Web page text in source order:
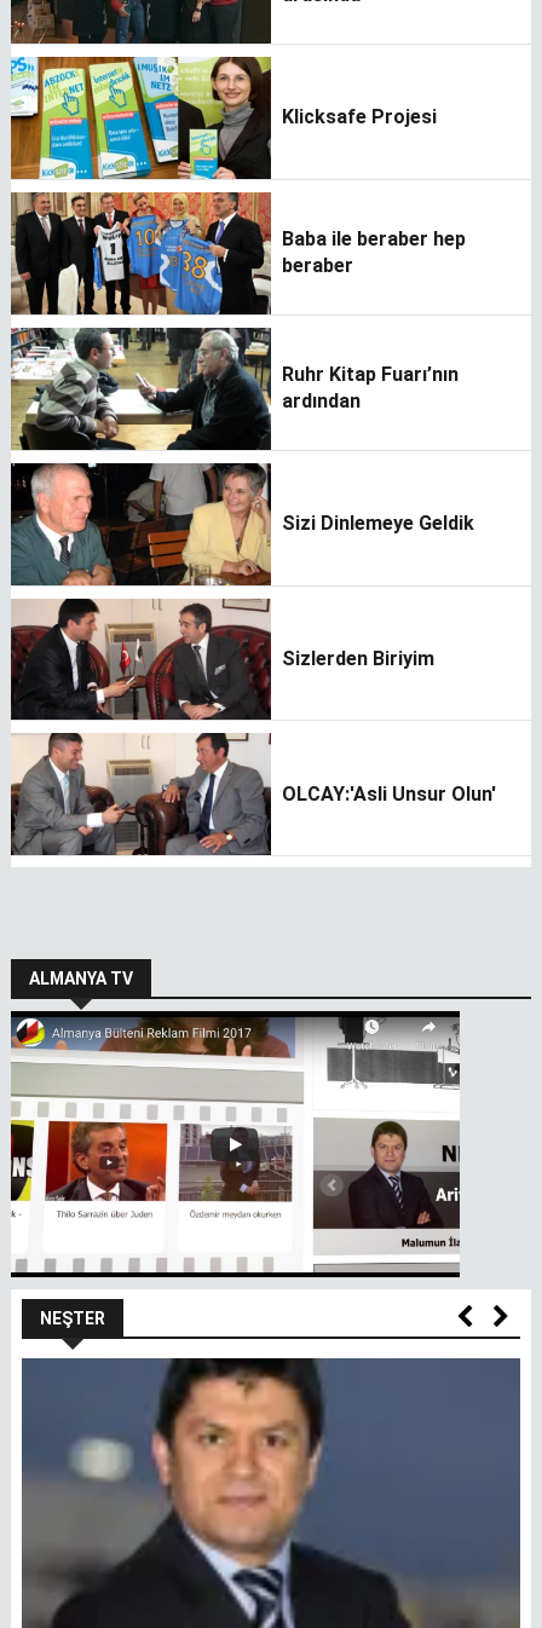
Klicksafe Projesi
Baba ile beraber hep
beraber
Ruhr Kitap Fuarı’nın
ardından
Sizi Dinlemeye Geldik
Sizlerden Biriyim
OLCAY:'Asli Unsur Olun'
ALMANYA TV
NEŞTER